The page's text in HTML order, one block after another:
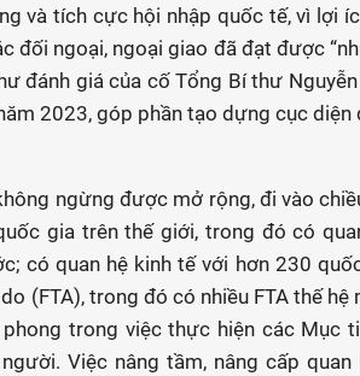
và tích cực hội nhập quốc tế, vì lợi
đối ngoại, ngoại giao đã đạt được
đánh giá của cố Tổng Bí thư
2023, góp phần tạo dựng cục
ngừng được mở rộng, đi vào
gia trên thế giới, trong đó có
có quan hệ kinh tế với hơn 230
(FTA), trong đó có nhiều FTA thế
trong việc thực hiện các Mục
Việc nâng tầm, nâng cấp